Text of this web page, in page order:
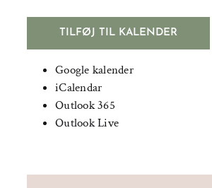
TILFØJ TIL KALENDER
Google kalender
iCalendar
Outlook 365
Outlook Live